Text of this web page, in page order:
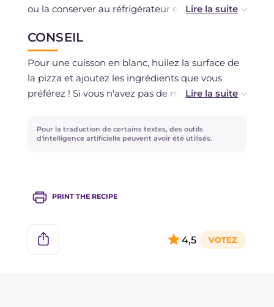
ou la conserver au réfrigérateur et la réchauffer
CONSEIL
Pour une cuisson en blanc, huilez la surface de
la pizza et ajoutez les ingrédients que vous
préférez ! Si vous n'avez pas de moule en fer,
ordinaire.
Pour la traduction de certains textes, des outils
d'intelligence artificielle peuvent avoir été utilisés.
PRINT THE RECIPE
4,5